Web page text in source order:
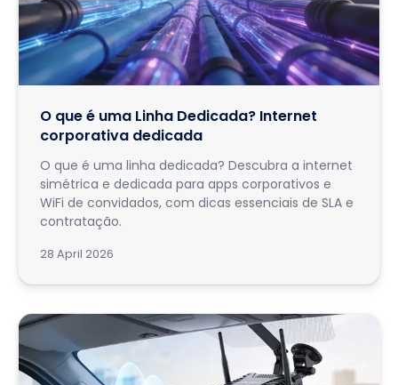
O que é uma Linha Dedicada? Internet
corporativa dedicada
O que é uma linha dedicada? Descubra a internet
simétrica e dedicada para apps corporativos e
WiFi de convidados, com dicas essenciais de SLA e
contratação.
28 April 2026